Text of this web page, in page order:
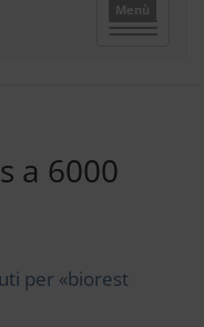
Menù
a 6000
per «biorest